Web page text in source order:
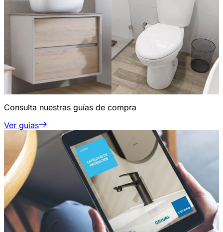
Consulta nuestras guías de compra
Ver guías